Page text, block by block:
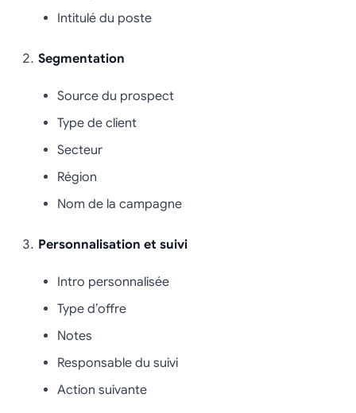
Intitulé du poste
Segmentation
Source du prospect
Type de client
Secteur
Région
Nom de la campagne
Personnalisation et suivi
Intro personnalisée
Type d’offre
Notes
Responsable du suivi
Action suivante